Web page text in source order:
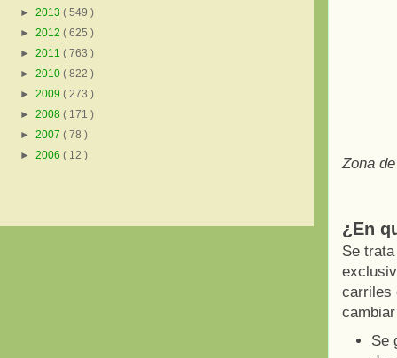
Zona
¿En
Se
carriles
Se
► 2013 ( 549 )
► 2012 ( 625 )
► 2011 ( 763 )
► 2010 ( 822 )
► 2009 ( 273 )
► 2008 ( 171 )
► 2007 ( 78 )
► 2006 ( 12 )